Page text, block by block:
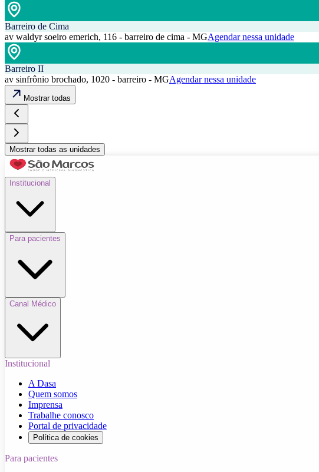
Barreiro de Cima
av waldyr soeiro emerich, 116 - barreiro de cima - MGAgendar nessa unidade
Barreiro II
av sinfrônio brochado, 1020 - barreiro - MGAgendar nessa unidade
Mostrar todas
Mostrar todas as unidades
Institucional
Para pacientes
Canal Médico
Institucional
A Dasa
Quem somos
Imprensa
Trabalhe conosco
Portal de privacidade
Política de cookies
Para pacientes